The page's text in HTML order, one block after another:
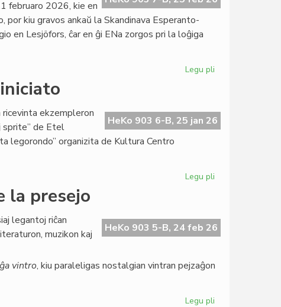
februaro 2026, kie en
kiu gravos ankaŭ la Skandinava Esperanto-
en Lesjöfors, ĉar en ĝi ENa zorgos pri la loĝiga
Legu pli
bonvenigis
Manuelan
HeKo 903 6-B, 25 jan 26
ekzempleron
sprite” de Etel
legorondo” organizita de Kultura Centro
Legu pli
KCE-
iniciato
la presejo
HeKo 903 5-B, 24 feb 26
legantoj riĉan
muzikon kaj
vintro, kiu paraleligas nostalgian vintran pejzaĝon
Legu pli